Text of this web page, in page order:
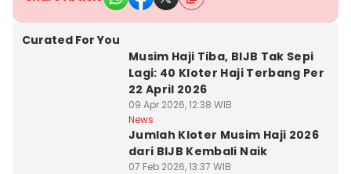
Curated For You
Musim Haji Tiba, BIJB Tak Sepi
Lagi: 40 Kloter Haji Terbang Per
22 April 2026
09 Apr 2026, 12:38 WIB
News
Jumlah Kloter Musim Haji 2026
dari BIJB Kembali Naik
07 Feb 2026, 13:37 WIB